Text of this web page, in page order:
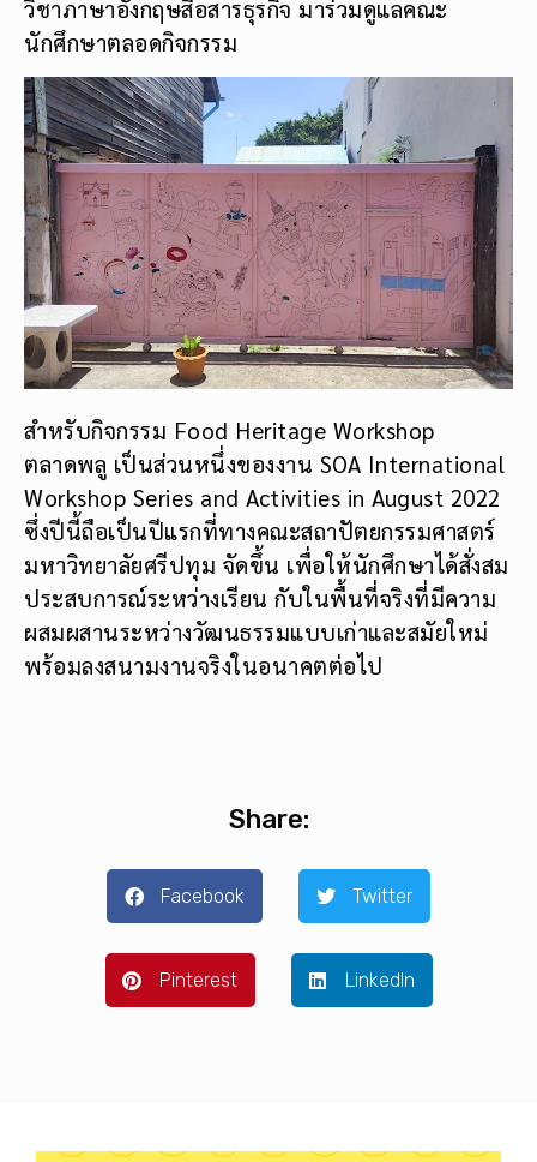
วิชาภาษาอังกฤษสื่อสารธุรกิจ มาร่วมดูแลคณะ
นักศึกษาตลอดกิจกรรม
สำหรับกิจกรรม Food Heritage Workshop
ตลาดพลู เป็นส่วนหนึ่งของงาน SOA International
Workshop Series and Activities in August 2022
ซึ่งปีนี้ถือเป็นปีแรกที่ทางคณะสถาปัตยกรรมศาสตร์
มหาวิทยาลัยศรีปทุม จัดขึ้น เพื่อให้นักศึกษาได้สั่งสม
ประสบการณ์ระหว่างเรียน กับในพื้นที่จริงที่มีความ
ผสมผสานระหว่างวัฒนธรรมแบบเก่าและสมัยใหม่
พร้อมลงสนามงานจริงในอนาคตต่อไป
Share:
Facebook Twitter
Pinterest LinkedIn